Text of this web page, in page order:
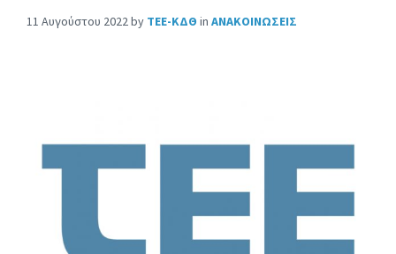
11 Αυγούστου 2022by ΤΕΕ-ΚΔΘ in ΑΝΑΚΟΙΝΩΣΕΙΣ